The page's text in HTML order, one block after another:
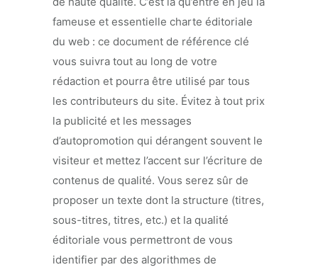
fameuse et essentielle charte éditoriale
du web : ce document de référence clé
vous suivra tout au long de votre
rédaction et pourra être utilisé par tous
les contributeurs du site. Évitez à tout prix
la publicité et les messages
d’autopromotion qui dérangent souvent le
visiteur et mettez l’accent sur l’écriture de
contenus de qualité. Vous serez sûr de
proposer un texte dont la structure (titres,
sous-titres, titres, etc.) et la qualité
éditoriale vous permettront de vous
identifier par des algorithmes de